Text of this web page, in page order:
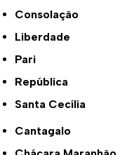
Consolação
Liberdade
Pari
República
Santa Cecília
Cantagalo